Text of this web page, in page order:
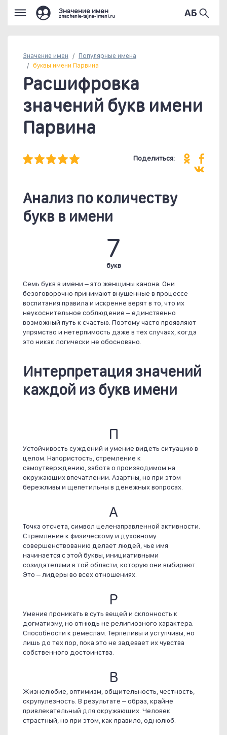
Значение имен
znachenie-tajna-imeni.ru
Значение имен Популярные имена
буквы имени Парвина
Расшифровка
значений букв имени
Парвина
Поделиться:
Анализ по количеству
букв в имени
7
букв
Семь букв в имени – это женщины канона. Они
безоговорочно принимают внушенные в процессе
воспитания правила и искренне верят в то, что их
неукоснительное соблюдение – единственно
возможный путь к счастью. Поэтому часто проявляют
упрямство и нетерпимость даже в тех случаях, когда
это никак логически не обосновано.
Интерпретация значений
каждой из букв имени
П
Устойчивость суждений и умение видеть ситуацию в
целом. Напористость, стремление к
самоутверждению, забота о производимом на
окружающих впечатлении. Азартны, но при этом
бережливы и щепетильны в денежных вопросах.
А
Точка отсчета, символ целенаправленной активности.
Стремление к физическому и духовному
совершенствованию делает людей, чье имя
начинается с этой буквы, инициативными
созидателями в той области, которую они выбирают.
Это – лидеры во всех отношениях.
Р
Умение проникать в суть вещей и склонность к
догматизму, но отнюдь не религиозного характера.
Способности к ремеслам. Терпеливы и уступчивы, но
лишь до тех пор, пока это не задевает их чувства
собственного достоинства.
В
Жизнелюбие, оптимизм, общительность, честность,
скрупулезность. В результате – образ, крайне
привлекательный для окружающих. Человек
страстный, но при этом, как правило, однолюб.